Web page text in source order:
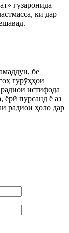
гузаронида
ки дар
бе
гурӯҳҳои
истифода
ёрй пурсанд ё аз
радиоӣ ҳоло дар